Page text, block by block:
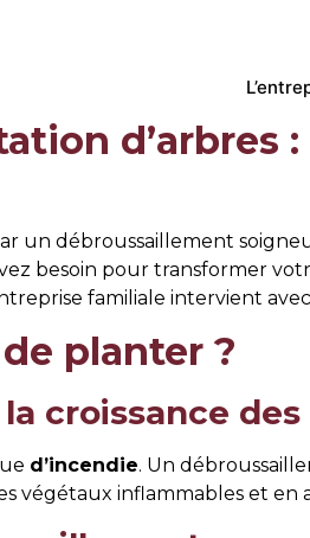
d’arbres
un débroussaillement
besoin pour transformer
familiale intervient
planter ?
croissance
d’incendie. Un
inflammables et en